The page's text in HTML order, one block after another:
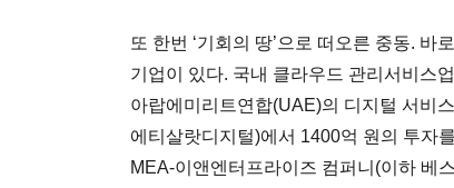
또 한번 ‘기회의 땅’으로 떠오른 중동.
기업이 있다. 국내 클라우드 관리서비스
아랍에미리트연합(UAE)의 디지털 서비
에티살랏디지털)에서 1400억 원의 투자
MEA-이앤엔터프라이즈 컴퍼니(이하 베